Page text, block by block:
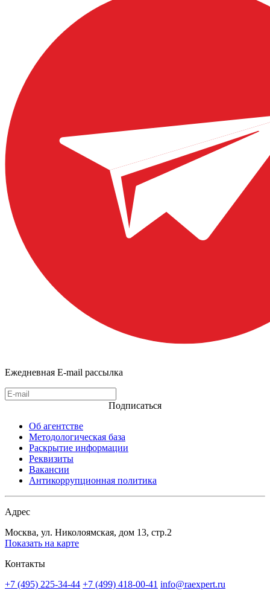
Ежедневная E-mail рассылка
Подписаться
Об агентстве
Методологическая база
Раскрытие информации
Реквизиты
Вакансии
Антикоррупционная политика
Адрес
Москва, ул. Николоямская, дом 13, стр.2
Показать на карте
Контакты
+7 (495) 225-34-44 +7 (499) 418-00-41 info@raexpert.ru